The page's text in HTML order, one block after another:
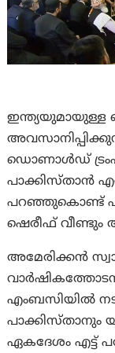
ഡൊണാൾഡ്
പാക്കിസ്താന്‍
പറഞ്ഞുകൊണ്ട്
ഷെരീഫ് വീണ്ടും
അമേരിക്കൻ
എംബസിയിൽ
പാക്കിസ്താനും
ഏകദേശം എട്ട്